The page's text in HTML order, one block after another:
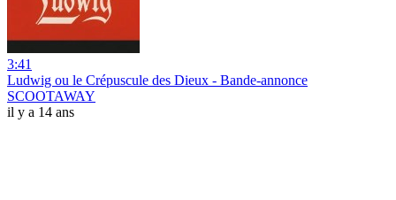
3:41
Ludwig ou le Crépuscule des Dieux - Bande-annonce
SCOOTAWAY
il y a 14 ans